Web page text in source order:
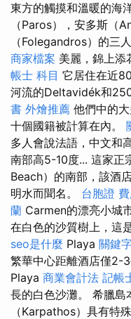
東方的觸摸和溫暖的海
（Paros），安多斯（
（Folegandros）的三
商家檔案 美麗，錦上添
帳士 科目 它居住在近
河流的Deltavidék和
書 外燴推薦 他們中的
十個國籍被計算在內。
多人會說法語，中文和
南部高5-10度... 這家正
Beach）的南部，該酒
明水而聞名。 台胞證
蘭 Carmen的漂亮小城
在白色的沙質樹上，這
seo是什麼 Playa 關鍵
繁華中心距離酒店僅2-
Playa 商業會計法 記帳
長的白色沙灘。 希臘島
（Karpathos）具有特